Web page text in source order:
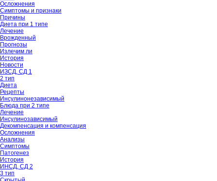
Осложнения
Симптомы и признаки
Причины
Диета при 1 типе
Лечение
Врожденный
Прогнозы
Излечим ли
История
Новости
ИЗСД, СД 1
2 тип
Диета
Рецепты
Инсулинонезависимый
Блюда при 2 типе
Лечение
Инсулинозависимый
Декомпенсация и компенсация
Осложнения
Анализы
Симптомы
Патогенез
История
ИНСД, СД 2
3 тип